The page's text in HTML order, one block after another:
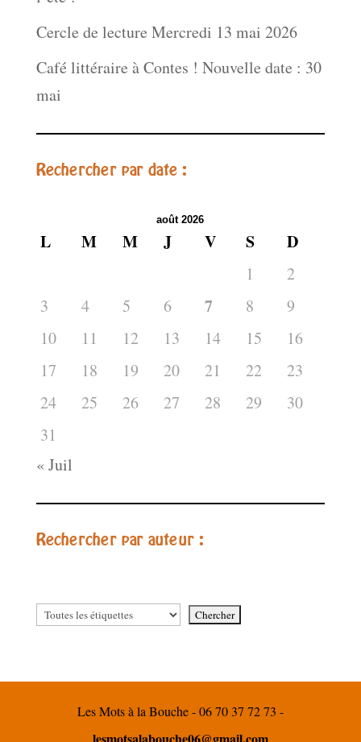
Cercle de lecture Mercredi 13 mai 2026
Café littéraire à Contes ! Nouvelle date : 30
mai
Rechercher par date :
août 2026
L M M J V S D
1
2
3
4 5 6 7 8
9
10
11 12 13 14 15
16
17
18 19 20 21 22
23
24
25 26 27 28 29
30
31
« Juil
Rechercher par auteur :
Les Mots à la Bouche - 06 70 37 72 73 -